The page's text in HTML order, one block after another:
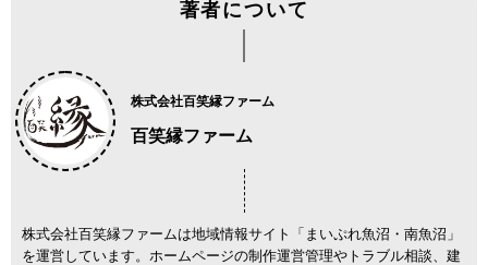
著者について
株式会社百笑縁ファーム
百笑縁ファーム
株式会社百笑縁ファームは地域情報サイト「まいぷれ魚沼・南魚沼」
を運営しています。ホームページの制作運営管理やトラブル相談、建